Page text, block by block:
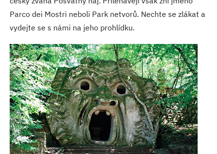
Parco dei Mostri neboli Park netvorů. Nechte se zlákat a
vydejte se s námi na jeho prohlídku.